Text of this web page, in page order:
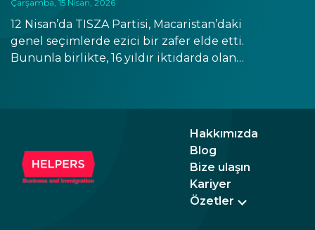
Çarşamba, 15 Nisan, 2026
12 Nisan’da TISZA Partisi, Macaristan’daki
genel seçimlerde ezici bir zafer elde etti.
Bununla birlikte, 16 yıldır iktidarda olan
TISZA’nın vaat ettiği istikrar artışına olumlu
kısa vadede önemli bir değişiklik
beklenmemektedir.
Hakkımızda
Blog
Bize ulaşın
Kariyer
Özetler